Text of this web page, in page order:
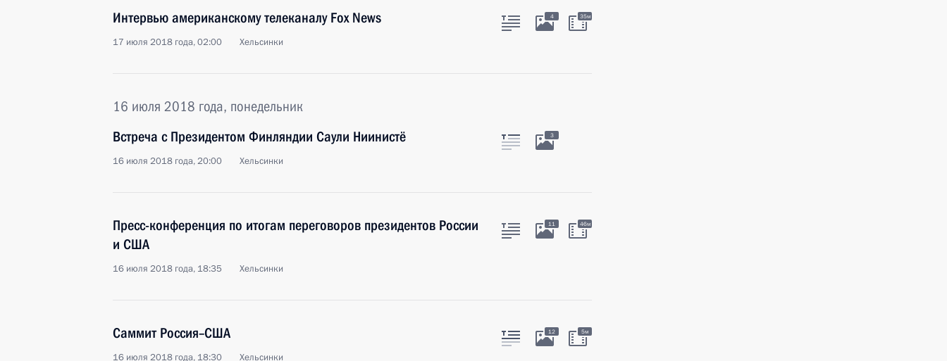
Интервью американскому телеканалу Fox News
17 июля 2018 года, 02:00 Хельсинки
4 35м
16 июля 2018 года, понедельник
Встреча с Президентом Финляндии Саули Ниинистё
16 июля 2018 года, 20:00 Хельсинки
3
Пресс-конференция по итогам переговоров президентов России
и США
16 июля 2018 года, 18:35 Хельсинки
11 46м
Саммит Россия–США
16 июля 2018 года, 18:30 Хельсинки
12 5м